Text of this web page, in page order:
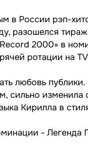
в России рэп-
разошелся
2000» в
ротации на
любовь
сильно изменила
Кирилла в
- Легенда